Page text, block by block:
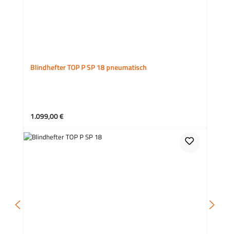
Blindhefter TOP P SP 18 pneumatisch
Regulärer Preis:
1.099,00 €